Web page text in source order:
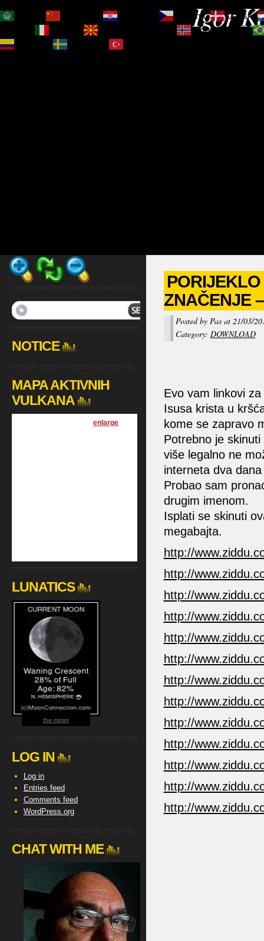
Igor
ZNAČENJE
Posted by Pas at 21/03/
Category: DOWNLOAD
Evo vam linkovi
Isusa krista u
kome se zapravo
Potrebno je
više legalno ne
interneta dva
Probao sam
drugim imenom.
Isplati se skinuti
megabajta.
http://
http://
http://
http://
http://
http://
http://
http://
http://
http://
http://
http://
http://
NOTICE
MAPA AKTIVNIH
VULKANA
[enlarge
LUNATICS
the moon
LOG IN
Log in
Entries feed
Comments feed
WordPress.org
CHAT WITH ME
Čeština‎
Dansk
Norsk bokmål